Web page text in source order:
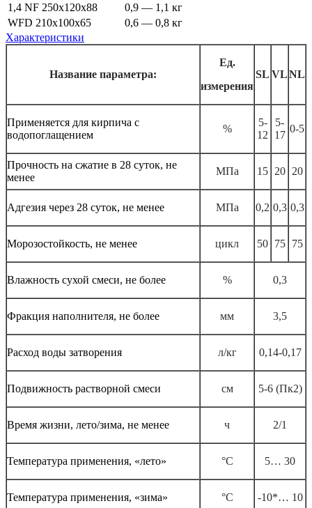
1,4 NF 250x120x88
0,9 — 1,1 кг
WFD 210x100x65
0,6 — 0,8 кг
Характеристики
Название параметра:
Ед.
измерения
SL VLNL
Применяется для кирпича с
водопоглащением
%
5-
12
5-
17
0-5
Прочность на сжатие в 28 суток, не
менее
МПа 15 20 20
Адгезия через 28 суток, не менее МПа 0,2 0,3 0,3
Морозостойкость, не менее цикл 50 75 75
Влажность сухой смеси, не более % 0,3
Фракция наполнителя, не более мм 3,5
Расход воды затворения л/кг 0,14-0,17
Подвижность растворной смеси см 5-6 (Пк2)
Время жизни, лето/зима, не менее ч 2/1
Температура применения, «лето» °С 5… 30
Температура применения, «зима» °С -10*… 10